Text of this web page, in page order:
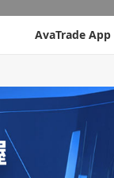
AvaTrade App